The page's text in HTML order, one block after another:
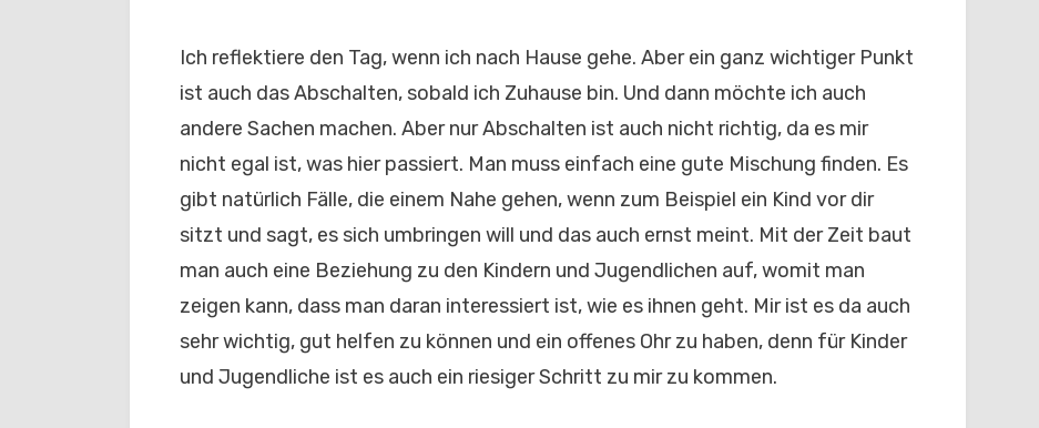
Ich reflektiere den Tag, wenn ich nach Hause gehe. Aber ein ganz wichtiger Punkt
ist auch das Abschalten, sobald ich Zuhause bin. Und dann möchte ich auch
andere Sachen machen. Aber nur Abschalten ist auch nicht richtig, da es mir
nicht egal ist, was hier passiert. Man muss einfach eine gute Mischung finden. Es
gibt natürlich Fälle, die einem Nahe gehen, wenn zum Beispiel ein Kind vor dir
sitzt und sagt, es sich umbringen will und das auch ernst meint. Mit der Zeit baut
man auch eine Beziehung zu den Kindern und Jugendlichen auf, womit man
zeigen kann, dass man daran interessiert ist, wie es ihnen geht. Mir ist es da auch
sehr wichtig, gut helfen zu können und ein offenes Ohr zu haben, denn für Kinder
und Jugendliche ist es auch ein riesiger Schritt zu mir zu kommen.